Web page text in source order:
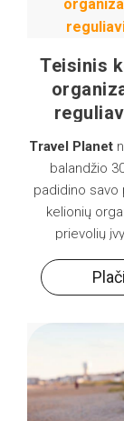
Teisinis
Travel Planet
balandžio
padidino savo
kelionių
prievolių
užtikrinimą iki
(buvo 92
Laidavimo
liudijimas LD
Galioja nuo
2017-